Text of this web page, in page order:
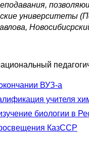
университеты
ВУЗ-а
учителя
биологии в
КазССР